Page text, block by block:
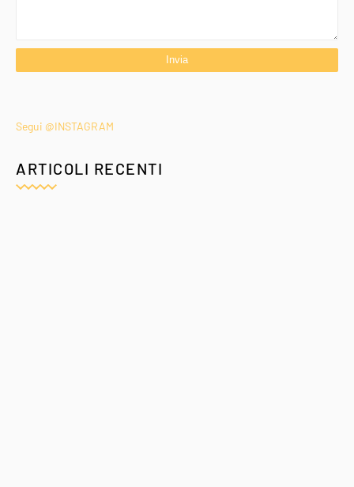
Segui @INSTAGRAM
ARTICOLI RECENTI